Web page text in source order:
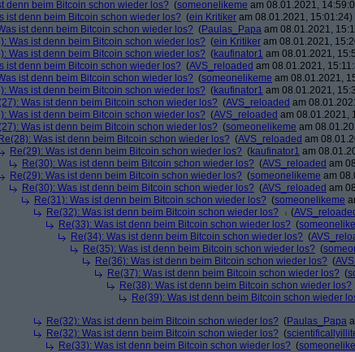
denn beim Bitcoin schon wieder los? (someonelikeme am 08.01.2021,
ist denn beim Bitcoin schon wieder los? (ein Kritiker am 08.01.2021, 15:01:24)
ist denn beim Bitcoin schon wieder los? (Paulas_Papa am 08.01.2021,
Was ist denn beim Bitcoin schon wieder los? (ein Kritiker am 08.01.2021,
Was ist denn beim Bitcoin schon wieder los? (kaufinator1 am 08.01.2021,
ist denn beim Bitcoin schon wieder los? (AVS_reloaded am 08.01.2021,
ist denn beim Bitcoin schon wieder los? (someonelikeme am 08.01.2021,
Was ist denn beim Bitcoin schon wieder los? (kaufinator1 am 08.01.2021,
Was ist denn beim Bitcoin schon wieder los? (AVS_reloaded am
Was ist denn beim Bitcoin schon wieder los? (AVS_reloaded am 08.01.2021,
Was ist denn beim Bitcoin schon wieder los? (someonelikeme am
Re(28): Was ist denn beim Bitcoin schon wieder los? (AVS_reloaded am
Re(29): Was ist denn beim Bitcoin schon wieder los? (kaufinator1 am
Re(30): Was ist denn beim Bitcoin schon wieder los? (AVS_reloaded am
Re(29): Was ist denn beim Bitcoin schon wieder los? (someonelikeme am
Re(30): Was ist denn beim Bitcoin schon wieder los? (AVS_reloaded am
Re(31): Was ist denn beim Bitcoin schon wieder los? (someonelikeme
Re(32): Was ist denn beim Bitcoin schon wieder los?
(
Re(33): Was ist denn beim Bitcoin schon wieder los? (
Re(34): Was ist denn beim Bitcoin schon wieder los? (
Re(35): Was ist denn beim Bitcoin schon wieder los? (
Re(36): Was ist denn beim Bitcoin schon wieder los? (
Re(37): Was ist denn beim Bitcoin schon wieder los? (
Re(38): Was ist denn beim Bitcoin schon wieder los?
Re(39): Was ist denn beim Bitcoin schon wieder
Re(32): Was ist denn beim Bitcoin schon wieder los? (Paulas_Papa
Re(32): Was ist denn beim Bitcoin schon wieder los? (
Re(33): Was ist denn beim Bitcoin schon wieder los? (